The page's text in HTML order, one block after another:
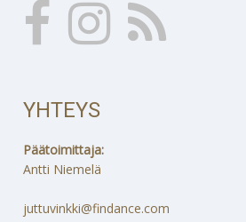
YHTEYS
Päätoimittaja:
Antti Niemelä
juttuvinkki@findance.com